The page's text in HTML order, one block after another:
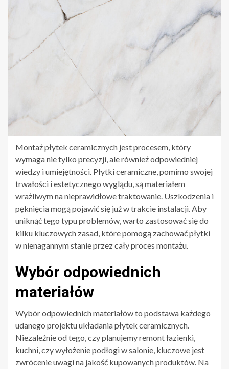
Montaż płytek ceramicznych jest procesem, który
wymaga nie tylko precyzji, ale również odpowiedniej
wiedzy i umiejętności. Płytki ceramiczne, pomimo swojej
trwałości i estetycznego wyglądu, są materiałem
wrażliwym na nieprawidłowe traktowanie. Uszkodzenia i
pęknięcia mogą pojawić się już w trakcie instalacji. Aby
uniknąć tego typu problemów, warto zastosować się do
kilku kluczowych zasad, które pomogą zachować płytki
w nienagannym stanie przez cały proces montażu.
Wybór odpowiednich
materiałów
Wybór odpowiednich materiałów to podstawa każdego
udanego projektu układania płytek ceramicznych.
Niezależnie od tego, czy planujemy remont łazienki,
kuchni, czy wyłożenie podłogi w salonie, kluczowe jest
zwrócenie uwagi na jakość kupowanych produktów. Na